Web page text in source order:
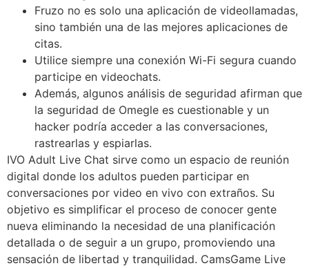
Fruzo no es solo una aplicación de videollamadas,
sino también una de las mejores aplicaciones de
citas.
Utilice siempre una conexión Wi-Fi segura cuando
participe en videochats.
Además, algunos análisis de seguridad afirman que
la seguridad de Omegle es cuestionable y un
hacker podría acceder a las conversaciones,
rastrearlas y espiarlas.
IVO Adult Live Chat sirve como un espacio de reunión
digital donde los adultos pueden participar en
conversaciones por video en vivo con extraños. Su
objetivo es simplificar el proceso de conocer gente
nueva eliminando la necesidad de una planificación
detallada o de seguir a un grupo, promoviendo una
sensación de libertad y tranquilidad. CamsGame Live